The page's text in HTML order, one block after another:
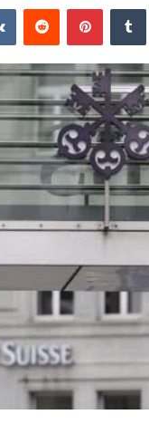
‏Tumblr بينتيريست ‏Reddit